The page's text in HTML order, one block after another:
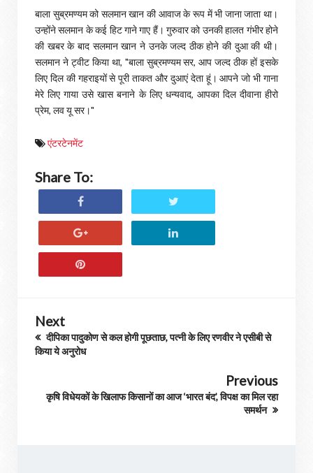
बाला सुब्रमण्यम को सलमान खान की आवाज के रूप में भी जाना जाता था।
उन्होंने सलमान के कई हिट गाने गाए हैं। गुरुवार को उनकी हालत गंभीर होने
की खबर के बाद सलमान खान ने उनके जल्द ठीक होने की दुआ की थी।
सलमान ने ट्वीट किया था, "बाला सुब्रमण्यम सर, आप जल्द ठीक हों इसके
लिए दिल की गहराइयों से पूरी ताकत और दुआएं देता हूं। आपने जो भी गाना
मेरे लिए गाया उसे खास बनाने के लिए धन्यवाद, आपका दिल दीवाना हीरो
प्रेम, लव यू सर।"
एंटरटेनमेंट
Share To:
Next
दीपिका पादुकोण से कल होगी पूछताछ, पत्नी के लिए रणवीर ने एसीबी से
किया ये अनुरोध
Previous
कृषि विधेयकों के खिलाफ किसानों का आज ‘भारत बंद’, विपक्ष का मिल रहा
समर्थन